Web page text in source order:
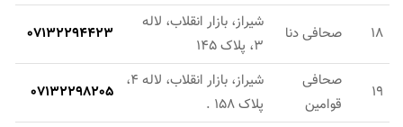
18 صحافی دنا
شیراز، بازار انقلاب، لاله
3، پلاک 145
07132294423
19
صحافی
قوامین
شیراز، بازار انقلاب، لاله 4،
پلاک 158 .
07132298205